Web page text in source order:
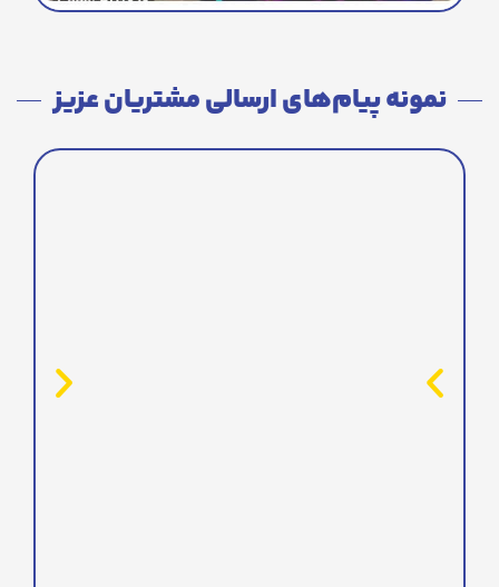
نمونه پیام‌های ارسالی مشتریان عزیز